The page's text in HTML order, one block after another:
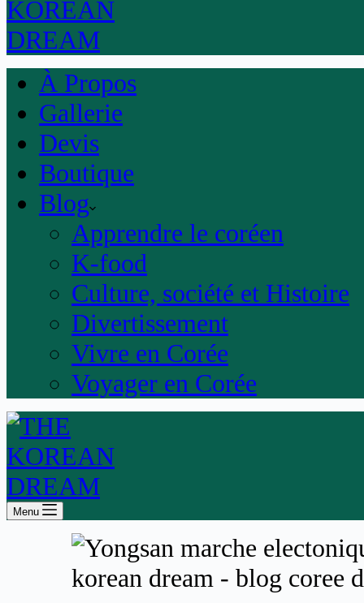
À Propos
Gallerie
Devis
Boutique
Blog
Apprendre le coréen
K-food
Culture, société et Histoire
Divertissement
Vivre en Corée
Voyager en Corée
Menu